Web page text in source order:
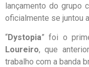
lançamento do grupo
oficialmente se juntou
“Dystopia” foi o
Loureiro, que
trabalho com a banda